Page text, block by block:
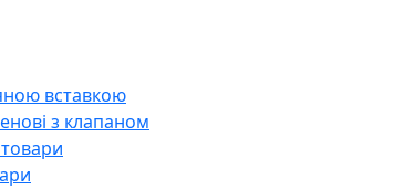
вставкою
з клапаном